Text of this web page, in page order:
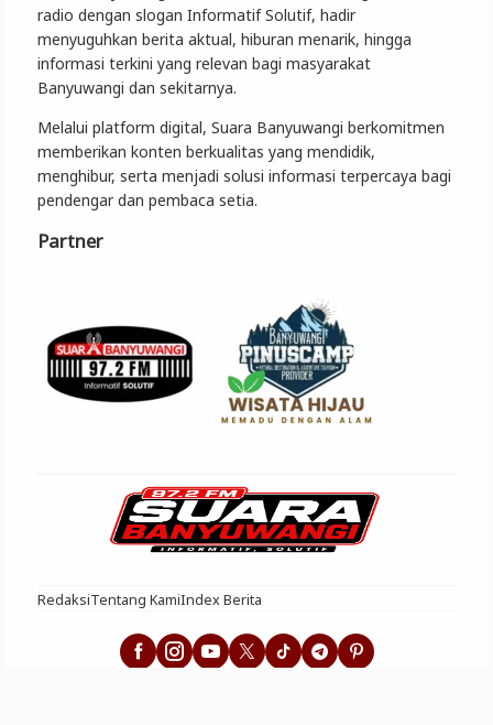
radio dengan slogan Informatif Solutif, hadir
menyuguhkan berita aktual, hiburan menarik, hingga
informasi terkini yang relevan bagi masyarakat
Banyuwangi dan sekitarnya.
Melalui platform digital, Suara Banyuwangi berkomitmen
memberikan konten berkualitas yang mendidik,
menghibur, serta menjadi solusi informasi terpercaya bagi
pendengar dan pembaca setia.
Partner
RedaksiTentang KamiIndex Berita